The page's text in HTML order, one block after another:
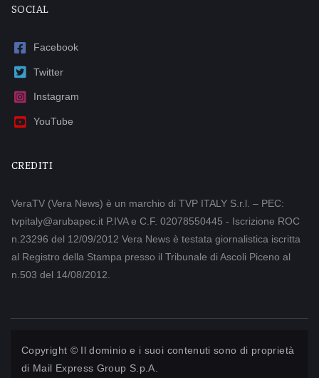
SOCIAL
Facebook
Twitter
Instagram
YouTube
CREDITI
VeraTV (Vera News) è un marchio di TVP ITALY S.r.l. – PEC:
tvpitaly@arubapec.it P.IVA e C.F. 02078550445 - Iscrizione ROC
n.23296 del 12/09/2012 Vera News è testata giornalistica iscritta
al Registro della Stampa presso il Tribunale di Ascoli Piceno al
n.503 del 14/08/2012.
Copyright © Il dominio e i suoi contenuti sono di proprietà
di Mail Express Group S.p.A.